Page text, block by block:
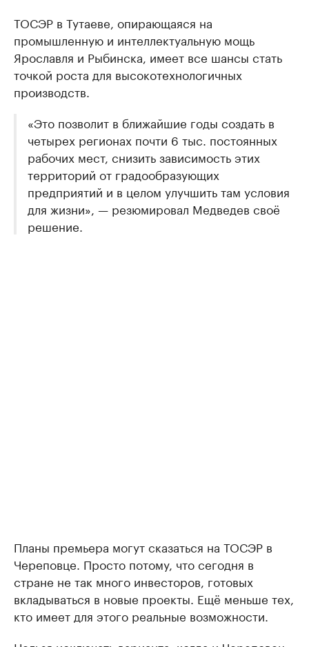
ТОСЭР в Тутаеве, опирающаяся на
промышленную и интеллектуальную мощь
Ярославля и Рыбинска, имеет все шансы стать
точкой роста для высокотехнологичных
производств.
«Это позволит в ближайшие годы создать в
четырех регионах почти 6 тыс. постоянных
рабочих мест, снизить зависимость этих
территорий от градообразующих
предприятий и в целом улучшить там условия
для жизни», — резюмировал Медведев своё
решение.
Планы премьера могут сказаться на ТОСЭР в
Череповце. Просто потому, что сегодня в
стране не так много инвесторов, готовых
вкладываться в новые проекты. Ещё меньше тех,
кто имеет для этого реальные возможности.